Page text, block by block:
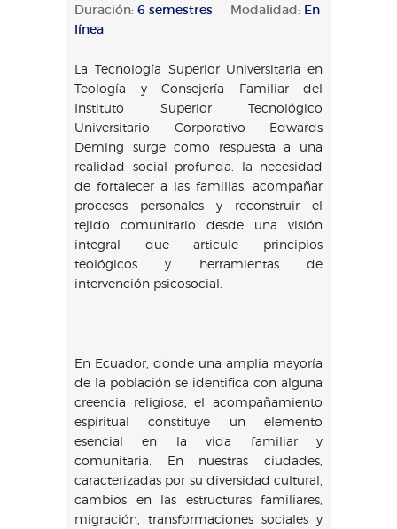
Duración: 6 semestres Modalidad: En
línea
La Tecnología Superior Universitaria en
Teología y Consejería Familiar del
Instituto Superior Tecnológico
Universitario Corporativo Edwards
Deming surge como respuesta a una
realidad social profunda: la necesidad
de fortalecer a las familias, acompañar
procesos personales y reconstruir el
tejido comunitario desde una visión
integral que articule principios
teológicos y herramientas de
intervención psicosocial.
En Ecuador, donde una amplia mayoría
de la población se identifica con alguna
creencia religiosa, el acompañamiento
espiritual constituye un elemento
esencial en la vida familiar y
comunitaria. En nuestras ciudades,
caracterizadas por su diversidad cultural,
cambios en las estructuras familiares,
migración, transformaciones sociales y